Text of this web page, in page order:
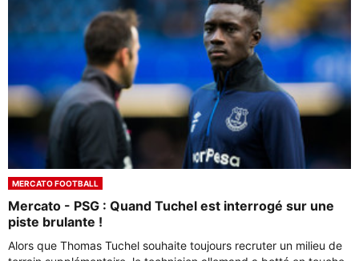
MERCATO FOOTBALL
Mercato - PSG : Quand Tuchel est interrogé sur une
piste brulante !
Alors que Thomas Tuchel souhaite toujours recruter un milieu de